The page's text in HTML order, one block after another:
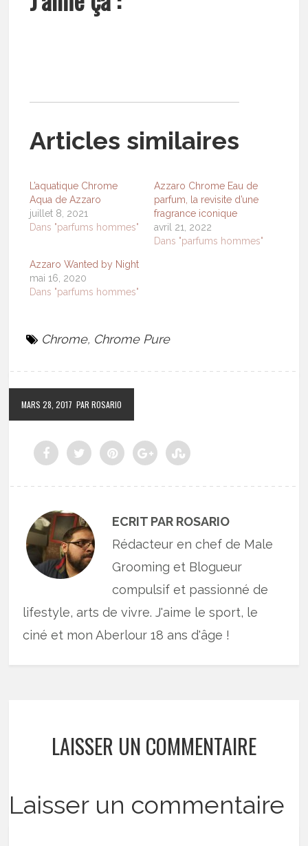
Articles similaires
L’aquatique Chrome
Aqua de Azzaro
juillet 8, 2021
Dans "parfums hommes"
Azzaro Chrome Eau de
parfum, la revisite d’une
fragrance iconique
avril 21, 2022
Dans "parfums hommes"
Azzaro Wanted by Night
mai 16, 2020
Dans "parfums hommes"
Chrome, Chrome Pure
MARS 28, 2017 PAR ROSARIO
ECRIT PAR ROSARIO
Rédacteur en chef de Male
Grooming et Blogueur
compulsif et passionné de
lifestyle, arts de vivre. J'aime le sport, le
ciné et mon Aberlour 18 ans d'âge !
LAISSER UN COMMENTAIRE
Laisser un commentaire